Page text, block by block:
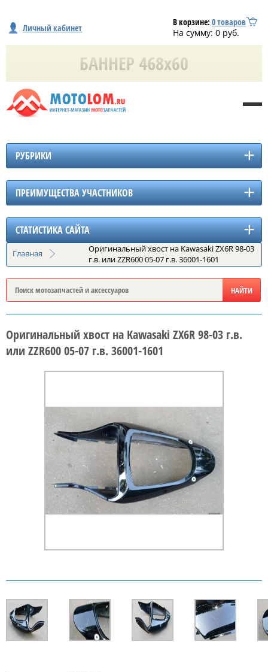
Личный кабинет В корзине: 0товаров
На сумму: 0 руб.
РУБРИКИ
ПРЕИМУЩЕСТВА УЧАСТНИКОВ
СТАТИСТИКА САЙТА
Главная
Оригинальный хвост на Kawasaki ZX6R 98-03
г.в. или ZZR600 05-07 г.в. 36001-1601
Оригинальный хвост на Kawasaki ZX6R 98-03 г.в.
или ZZR600 05-07 г.в. 36001-1601